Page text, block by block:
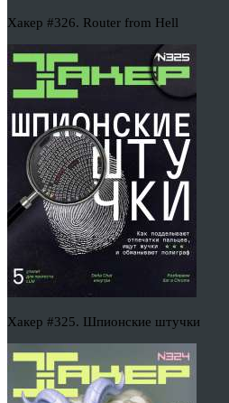
Хакер #326. Router from Hell
Хакер #325. Шпионские штучки